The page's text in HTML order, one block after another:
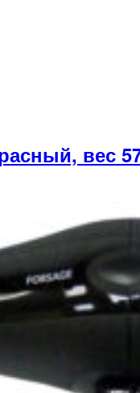
вес